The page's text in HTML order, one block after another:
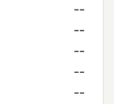
--
--
--
--
--